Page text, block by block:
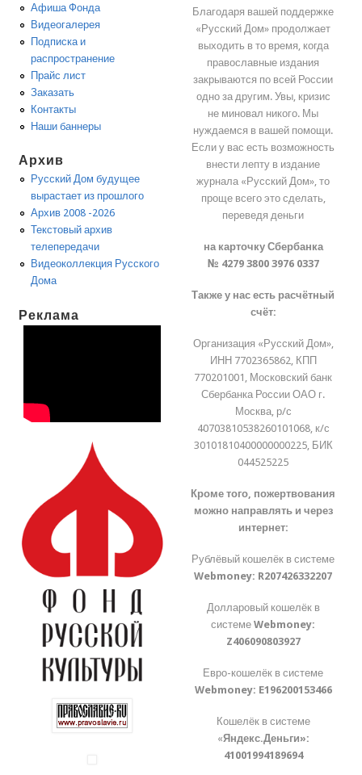
Афиша Фонда
Видеогалерея
Подписка и
распространение
Прайс лист
Заказать
Контакты
Наши баннеры
Архив
Русский Дом будущее
вырастает из прошлого
Архив 2008 -2026
Текстовый архив
телепередачи
Видеоколлекция Русского
Дома
Реклама
Благодаря вашей поддержке
«Русский Дом» продолжает
выходить в то время, когда
православные издания
закрываются по всей России
одно за другим. Увы, кризис
не миновал никого. Мы
нуждаемся в вашей помощи.
Если у вас есть возможность
внести лепту в издание
журнала «Русский Дом», то
проще всего это сделать,
переведя деньги
на карточку Сбербанка
№ 4279 3800 3976 0337
Также у нас есть расчётный
счёт:
Организация «Русский Дом»,
ИНН 7702365862, КПП
770201001, Московский банк
Сбербанка России ОАО г.
Москва, р/с
40703810538260101068, к/с
30101810400000000225, БИК
044525225
Кроме того, пожертвования
можно направлять и через
интернет:
Рублёвый кошелёк в системе
Webmoney: R207426332207
Долларовый кошелёк в
системеWebmoney:
Z406090803927
Евро-кошелёк в системе
Webmoney: E196200153466
Кошелёк в системе
«Яндекс.Деньги»:
41001994189694